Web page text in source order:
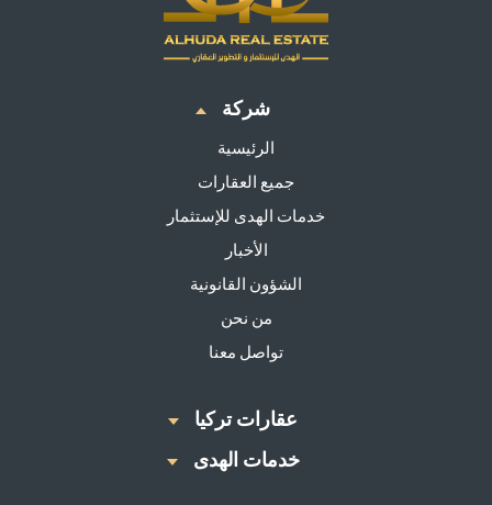
شركة
الرئيسية
جميع العقارات
خدمات الهدى للإستثمار
الأخبار
الشؤون القانونية
من نحن
تواصل معنا
عقارات تركيا
خدمات الهدى